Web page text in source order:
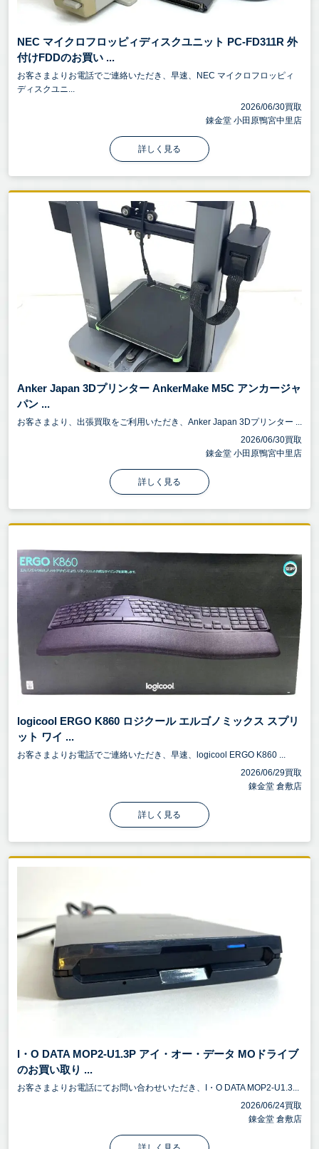
NEC マイクロフロッピィディスクユニット PC-FD311R 外
付けFDDのお買い ...
お客さまよりお電話でご連絡いただき、早速、NEC マイクロフロッピィ
ディスクユニ...
2026/06/30買取
錬金堂 小田原鴨宮中里店
詳しく見る
Anker Japan 3Dプリンター AnkerMake M5C アンカージャ
パン ...
お客さまより、出張買取をご利用いただき、Anker Japan 3Dプリンター ...
2026/06/30買取
錬金堂 小田原鴨宮中里店
詳しく見る
logicool ERGO K860 ロジクール エルゴノミックス スプリ
ット ワイ ...
お客さまよりお電話でご連絡いただき、早速、logicool ERGO K860 ...
2026/06/29買取
錬金堂 倉敷店
詳しく見る
I・O DATA MOP2-U1.3P アイ・オー・データ MOドライブ
のお買い取り ...
お客さまよりお電話にてお問い合わせいただき、I・O DATA MOP2-U1.3...
2026/06/24買取
錬金堂 倉敷店